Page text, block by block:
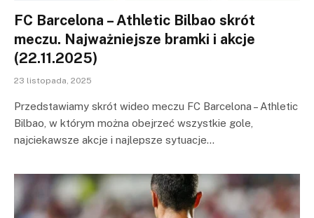
FC Barcelona – Athletic Bilbao skrót
meczu. Najważniejsze bramki i akcje
(22.11.2025)
23 listopada, 2025
Przedstawiamy skrót wideo meczu FC Barcelona – Athletic
Bilbao, w którym można obejrzeć wszystkie gole,
najciekawsze akcje i najlepsze sytuacje…